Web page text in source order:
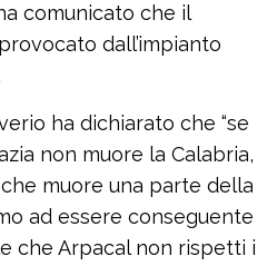
comunicato che il
dall’impianto
ha dichiarato che “se
non muore la Calabria,
muore una parte della
ad essere conseguente
che Arpacal non rispetti i